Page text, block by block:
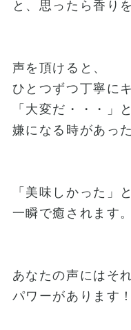
と、思ったら香り
声を頂けると、
ひとつずつ丁寧に
「大変だ・・・」と
嫌になる時があっ
「美味しかった」
一瞬で癒されます。
あなたの声にはそ
パワーがあります！